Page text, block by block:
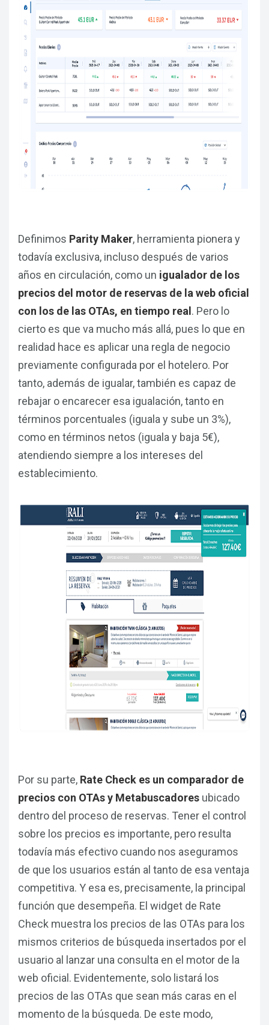
Definimos Parity Maker, herramienta pionera y
todavía exclusiva, incluso después de varios
años en circulación, como un igualador de los
precios del motor de reservas de la web oficial
con los de las OTAs, en tiempo real . Pero lo
cierto es que va mucho más allá, pues lo que en
realidad hace es aplicar una regla de negocio
previamente configurada por el hotelero. Por
tanto, además de igualar, también es capaz de
rebajar o encarecer esa igualación, tanto en
términos porcentuales (iguala y sube un 3%),
como en términos netos (iguala y baja 5€),
atendiendo siempre a los intereses del
establecimiento.
Por su parte, Rate Check es un comparador de
precios con OTAs y Metabuscadores ubicado
dentro del proceso de reservas. Tener el control
sobre los precios es importante, pero resulta
todavía más efectivo cuando nos aseguramos
de que los usuarios están al tanto de esa ventaja
competitiva. Y esa es, precisamente, la principal
función que desempeña. El widget de Rate
Check muestra los precios de las OTAs para los
mismos criterios de búsqueda insertados por el
usuario al lanzar una consulta en el motor de la
web oficial. Evidentemente, solo listará los
precios de las OTAs que sean más caras en el
momento de la búsqueda. De este modo,